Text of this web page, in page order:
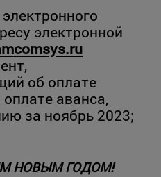
электронной
об оплате
аванса,
за ноябрь 2023;
НОВЫМ ГОДОМ!